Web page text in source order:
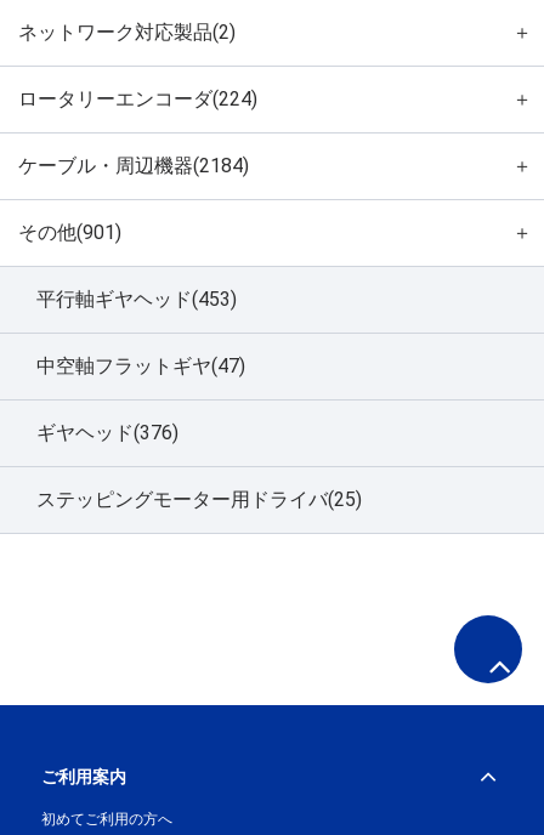
ネットワーク対応製品(2) ＋
ロータリーエンコーダ(224) ＋
ケーブル・周辺機器(2184) ＋
その他(901) ＋
平行軸ギヤヘッド(453)
中空軸フラットギヤ(47)
ギヤヘッド(376)
ステッピングモーター用ドライバ(25)
ご利用案内
初めてご利用の方へ